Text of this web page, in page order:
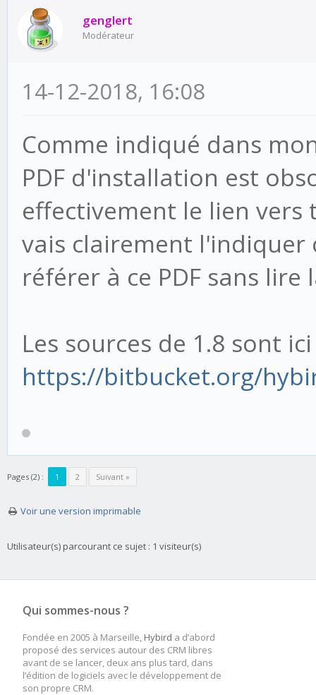
^
SyntaxError: invalid
genglert
Modérateur
14-12-2018, 16:08
Comme indiqué dans
PDF d'installation est
effectivement le lien vers
vais clairement l'indiquer
référer à ce PDF sans lire
Les sources de 1.8 sont
https://bitbucket.org/
Pages (2) : 1 2 Suivant »
Voir une version imprimable
Utilisateur(s) parcourant ce sujet : 1 visiteur(s)
Qui sommes-nous ?
Fondée en 2005 à Marseille, Hybird a d’abord
proposé des services autour des CRM libres
avant de se lancer, deux ans plus tard, dans
l’édition de logiciels avec le développement de
son propre CRM.